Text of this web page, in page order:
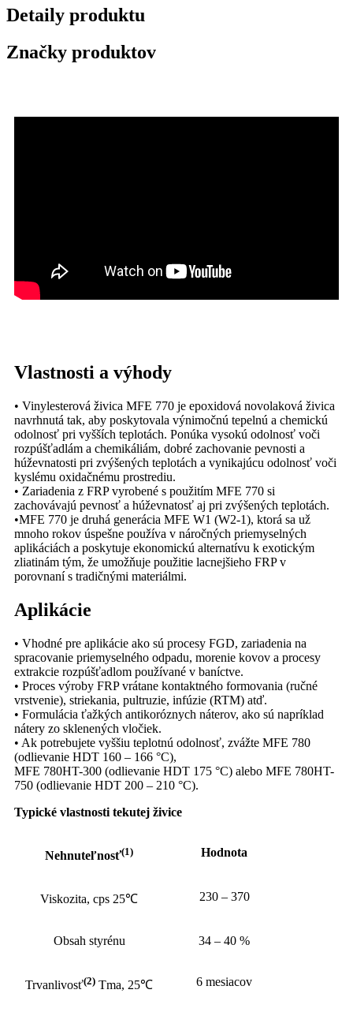
Detaily produktu
Značky produktov
Vlastnosti a výhody
• Vinylesterová živica MFE 770 je epoxidová novolaková živica
navrhnutá tak, aby poskytovala výnimočnú tepelnú a chemickú
odolnosť pri vyšších teplotách. Ponúka vysokú odolnosť voči
rozpúšťadlám a chemikáliám, dobré zachovanie pevnosti a
húževnatosti pri zvýšených teplotách a vynikajúcu odolnosť voči
kyslému oxidačnému prostrediu.
• Zariadenia z FRP vyrobené s použitím MFE 770 si
zachovávajú pevnosť a húževnatosť aj pri zvýšených teplotách.
•MFE 770 je druhá generácia MFE W1 (W2-1), ktorá sa už
mnoho rokov úspešne používa v náročných priemyselných
aplikáciách a poskytuje ekonomickú alternatívu k exotickým
zliatinám tým, že umožňuje použitie lacnejšieho FRP v
porovnaní s tradičnými materiálmi.
Aplikácie
• Vhodné pre aplikácie ako sú procesy FGD, zariadenia na
spracovanie priemyselného odpadu, morenie kovov a procesy
extrakcie rozpúšťadlom používané v baníctve.
• Proces výroby FRP vrátane kontaktného formovania (ručné
vrstvenie), striekania, pultruzie, infúzie (RTM) atď.
• Formulácia ťažkých antikoróznych náterov, ako sú napríklad
nátery zo sklenených vločiek.
• Ak potrebujete vyššiu teplotnú odolnosť, zvážte MFE 780
(odlievanie HDT 160 – 166 °C),
MFE 780HT-300 (odlievanie HDT 175 °C) alebo MFE 780HT-
750 (odlievanie HDT 200 – 210 °C).
Typické vlastnosti tekutej živice
Nehnuteľnosť(1) Hodnota
Viskozita, cps 25℃ 230 – 370
Obsah styrénu 34 – 40 %
Trvanlivosť(2) Tma, 25℃ 6 mesiacov